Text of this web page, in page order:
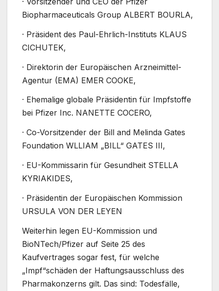
Biopharmaceuticals Group ALBERT BOURLA,
· Präsident des Paul-Ehrlich-Instituts KLAUS
CICHUTEK,
· Direktorin der Europäischen Arzneimittel-
Agentur (EMA) EMER COOKE,
· Ehemalige globale Präsidentin für Impfstoffe
bei Pfizer Inc. NANETTE COCERO,
· Co-Vorsitzender der Bill and Melinda Gates
Foundation WLLIAM „BILL“ GATES III,
· EU-Kommissarin für Gesundheit STELLA
KYRIAKIDES,
· Präsidentin der Europäischen Kommission
URSULA VON DER LEYEN
Weiterhin legen EU-Kommission und
BioNTech/Pfizer auf Seite 25 des
Kaufvertrages sogar fest, für welche
„Impf“schäden der Haftungsausschluss des
Pharmakonzerns gilt. Das sind: Todesfälle,